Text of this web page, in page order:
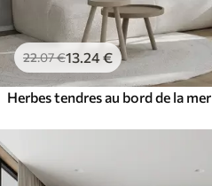
22.07€13 .24€
Herbes tendres au bord de la mer